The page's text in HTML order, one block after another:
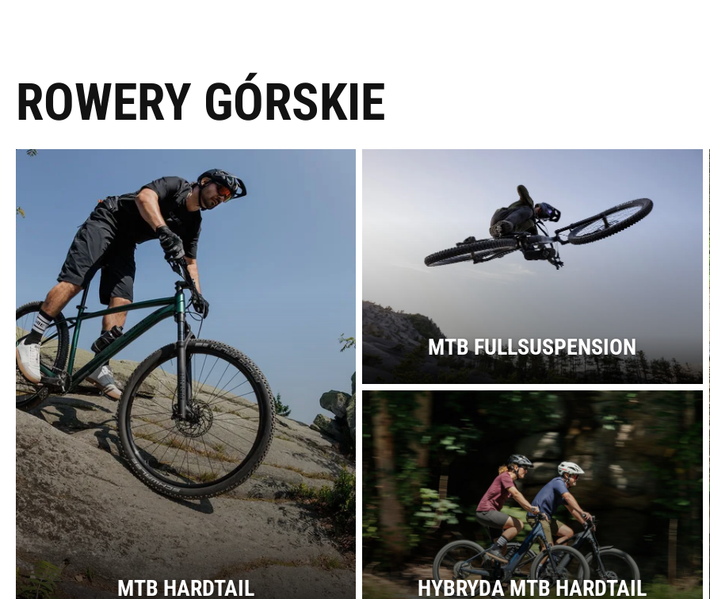
ROWERY GÓRSKIE
MTB HARDTAIL
MTB FULLSUSPENSION
HYBRYDA MTB HARDTAIL